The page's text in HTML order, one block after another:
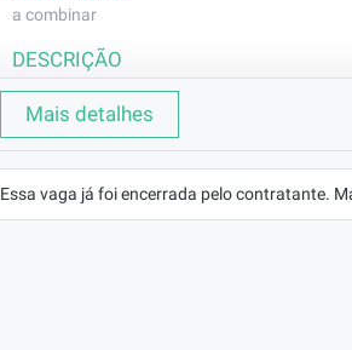
a combinar
DESCRIÇÃO
- Estudar os referenciais
instituição;
- Elaborar o planejamento das
proposto;
- Ministrar aulas teóricas e práticas
- Realizar o PLA (Planejamento
Mais detalhes
Essa vaga já foi encerrada pelo contratante.